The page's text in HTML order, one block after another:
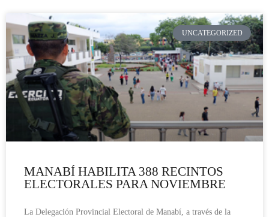
UNCATEGORIZED
MANABÍ HABILITA 388 RECINTOS
ELECTORALES PARA NOVIEMBRE
La Delegación Provincial Electoral de Manabí, a través de la